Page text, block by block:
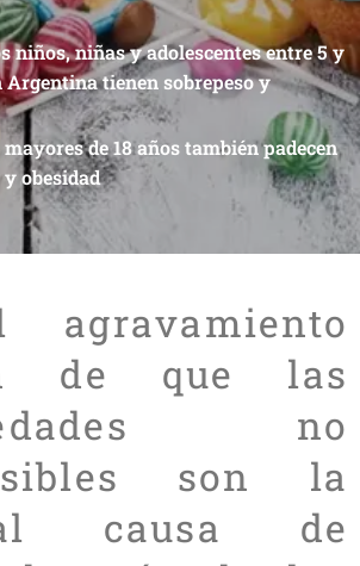
niños, niñas y adolescentes entre 5 y
Argentina tienen sobrepeso y
mayores de 18 años también padecen
obesidad
de que las
no
son la
causa de